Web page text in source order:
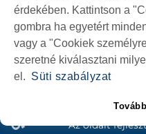
SZEMÉLYES
Az oldalt
P-ȚA 25 OCTOMBRIE,
érdekében. Kattintson a
gombra ha egyetért
vagy a "Cookiek
szeretné kiválasztani
el. Süti szabályzat